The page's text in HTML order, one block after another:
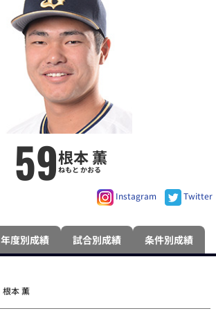
59根本 薫
ねもと かおる
Instagram Twitter
年度別成績 試合別成績 条件別成績
根本 薫